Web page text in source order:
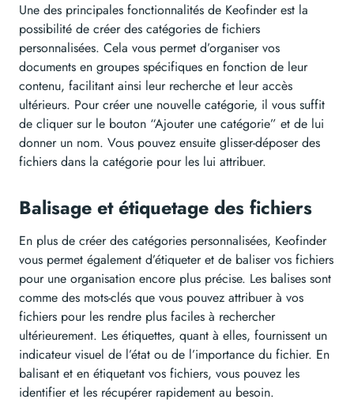
Une des principales fonctionnalités de Keofinder est la
possibilité de créer des catégories de fichiers
personnalisées. Cela vous permet d’organiser vos
documents en groupes spécifiques en fonction de leur
contenu, facilitant ainsi leur recherche et leur accès
ultérieurs. Pour créer une nouvelle catégorie, il vous suffit
de cliquer sur le bouton “Ajouter une catégorie” et de lui
donner un nom. Vous pouvez ensuite glisser-déposer des
fichiers dans la catégorie pour les lui attribuer.
Balisage et étiquetage des fichiers
En plus de créer des catégories personnalisées, Keofinder
vous permet également d’étiqueter et de baliser vos fichiers
pour une organisation encore plus précise. Les balises sont
comme des mots-clés que vous pouvez attribuer à vos
fichiers pour les rendre plus faciles à rechercher
ultérieurement. Les étiquettes, quant à elles, fournissent un
indicateur visuel de l’état ou de l’importance du fichier. En
balisant et en étiquetant vos fichiers, vous pouvez les
identifier et les récupérer rapidement au besoin.